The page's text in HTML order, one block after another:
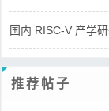
国内 RISC-V 产学
推荐帖子